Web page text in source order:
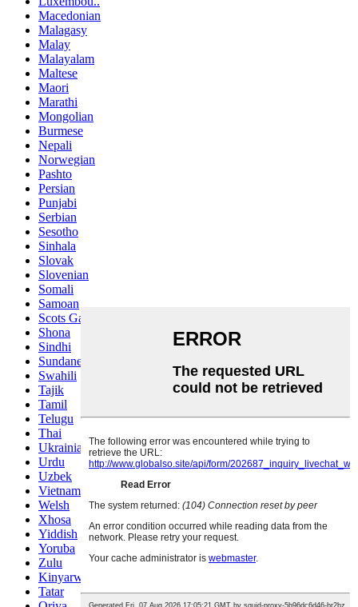
Macedonian
Malagasy
Malay
Malayalam
Maltese
Maori
Marathi
Mongolian
Burmese
Nepali
Norwegian
Pashto
Persian
Punjabi
Serbian
Sesotho
Sinhala
Slovak
Slovenian
Somali
Samoan
Scots Gaelic
Shona
Sindhi
Sundanese
Swahili
Tajik
Tamil
Telugu
Thai
Ukrainian
Urdu
Uzbek
Vietnamese
Welsh
Xhosa
Yiddish
Yoruba
Zulu
Kinyarwanda
Tatar